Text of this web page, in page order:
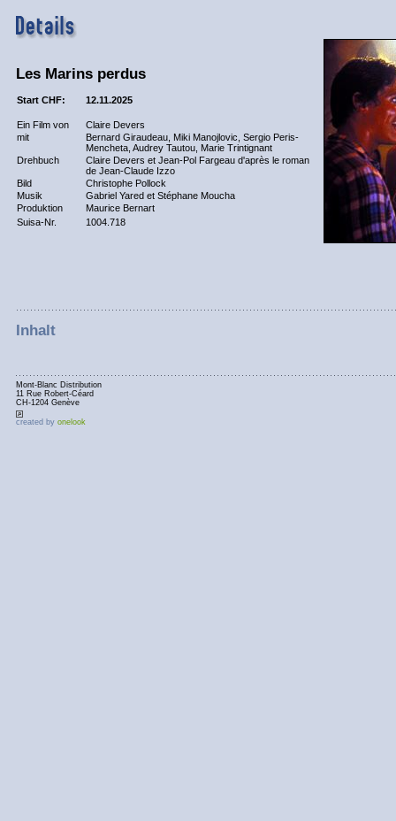
Les Marins perdus
Start CHF: 12.11.2025
Ein Film von
Claire Devers
mit
Bernard Giraudeau, Miki Manojlovic, Sergio Peris-
Mencheta, Audrey Tautou, Marie Trintignant
Drehbuch
Claire Devers et Jean-Pol Fargeau d'après le roman
de Jean-Claude Izzo
Bild
Christophe Pollock
Musik
Gabriel Yared et Stéphane Moucha
Produktion
Maurice Bernart
Suisa-Nr.
1004.718
Inhalt
Mont-Blanc Distribution
11 Rue Robert-Céard
CH-1204 Genève
created by onelook